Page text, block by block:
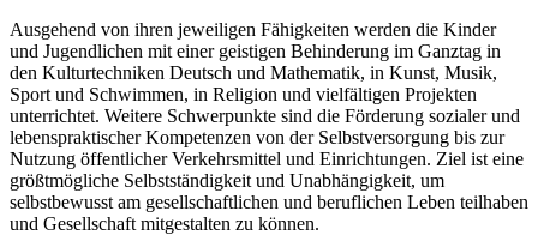
Ausgehend von ihren jeweiligen Fähigkeiten werden die Kinder
und Jugendlichen mit einer geistigen Behinderung im Ganztag in
den Kulturtechniken Deutsch und Mathematik, in Kunst, Musik,
Sport und Schwimmen, in Religion und vielfältigen Projekten
unterrichtet. Weitere Schwerpunkte sind die Förderung sozialer und
lebenspraktischer Kompetenzen von der Selbstversorgung bis zur
Nutzung öffentlicher Verkehrsmittel und Einrichtungen. Ziel ist eine
größtmögliche Selbstständigkeit und Unabhängigkeit, um
selbstbewusst am gesellschaftlichen und beruflichen Leben teilhaben
und Gesellschaft mitgestalten zu können.